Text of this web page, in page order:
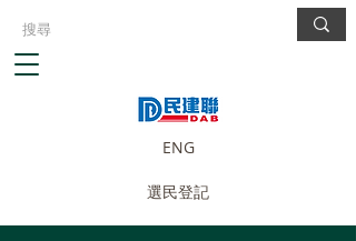
ENG
選民登記